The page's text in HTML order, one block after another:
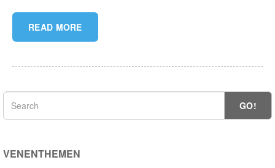
READ MORE
GO!
VENENTHEMEN